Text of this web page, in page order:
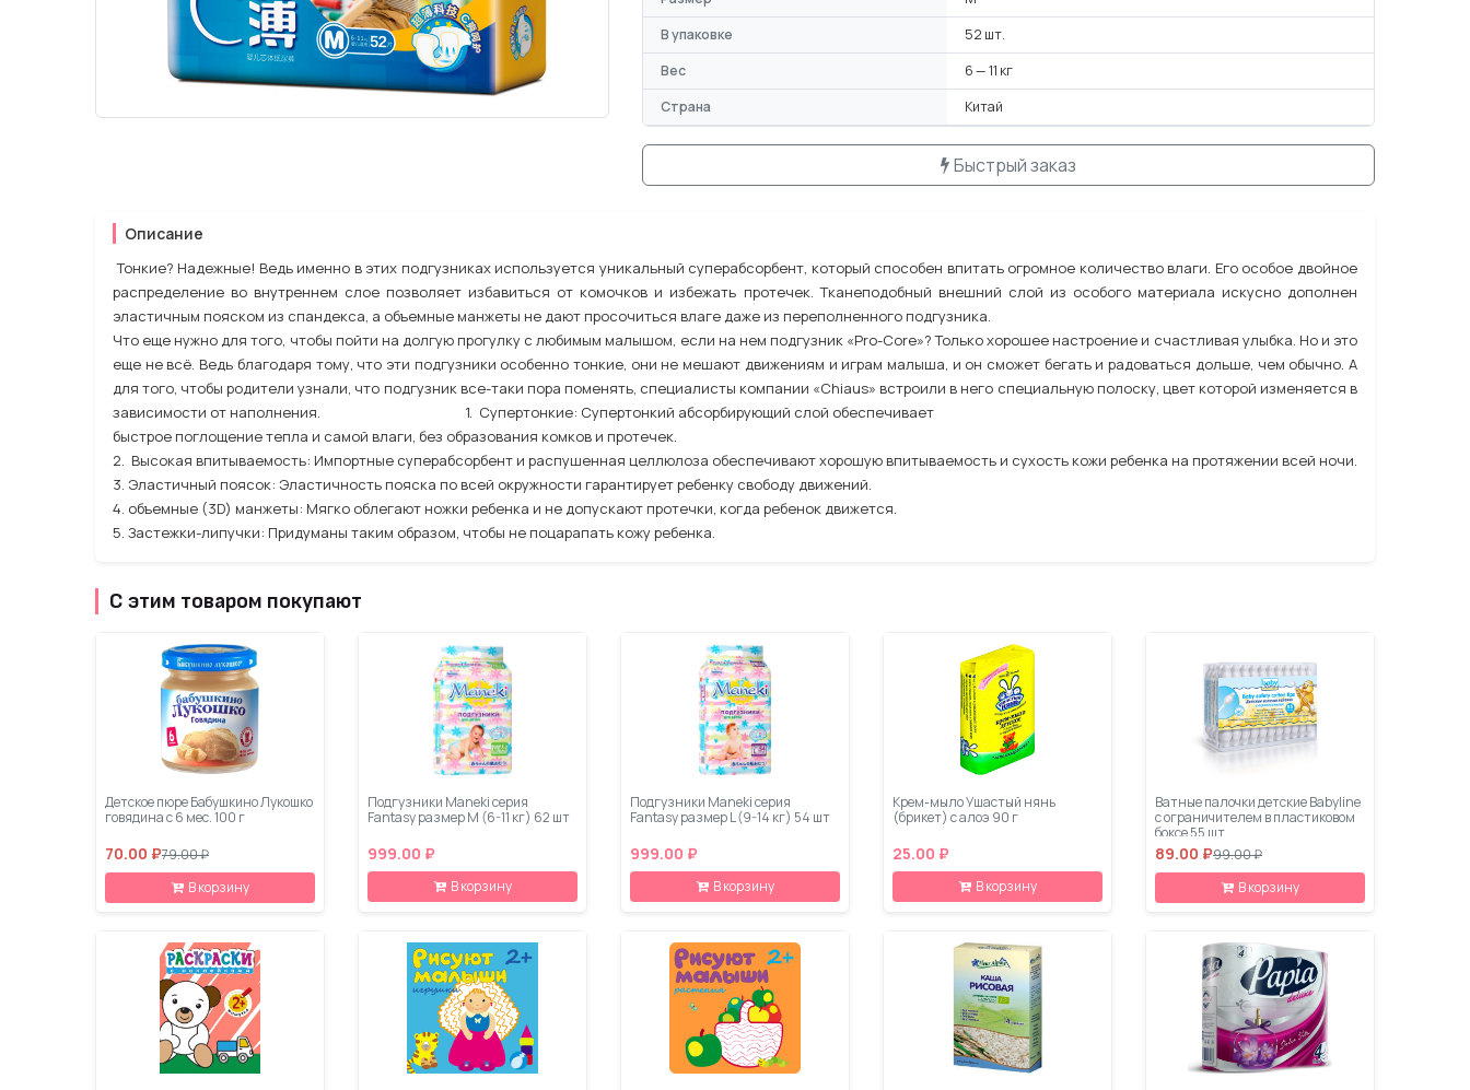
В упаковке
52 шт.
Вес
6 — 11 кг
Страна
Китай
Быстрый заказ
Описание
Тонкие? Надежные! Ведь именно в этих подгузниках используется уникальный суперабсорбент, который способен впитать огромное количество влаги. Его особое двойное
распределение во внутреннем слое позволяет избавиться от комочков и избежать протечек. Тканеподобный внешний слой из особого материала искусно дополнен
эластичным пояском из спандекса, а объемные манжеты не дают просочиться влаге даже из переполненного подгузника.
Что еще нужно для того, чтобы пойти на долгую прогулку с любимым малышом, если на нем подгузник «Pro-Core»? Только хорошее настроение и счастливая улыбка. Но и это
еще не всё. Ведь благодаря тому, что эти подгузники особенно тонкие, они не мешают движениям и играм малыша, и он сможет бегать и радоваться дольше, чем обычно. А
для того, чтобы родители узнали, что подгузник все-таки пора поменять, специалисты компании «Chiaus» встроили в него специальную полоску, цвет которой изменяется в
зависимости от наполнения. 1. Супертонкие: Супертонкий абсорбирующий слой обеспечивает
быстрое поглощение тепла и самой влаги, без образования комков и протечек.
2. Высокая впитываемость: Импортные суперабсорбент и распушенная целлюлоза обеспечивают хорошую впитываемость и сухость кожи ребенка на протяжении всей ночи.
3. Эластичный поясок: Эластичность пояска по всей окружности гарантирует ребенку свободу движений.
4. объемные (3D) манжеты: Мягко облегают ножки ребенка и не допускают протечки, когда ребенок движется.
5. Застежки-липучки: Придуманы таким образом, чтобы не поцарапать кожу ребенка.
С этим товаром покупают
Детское пюре Бабушкино Лукошко
говядина с 6 мес. 100 г
70.00 ₽79.00 ₽
В корзину
Подгузники Maneki серия
Fantasy размер M (6-11 кг) 62 шт
999.00 ₽
В корзину
Подгузники Maneki серия
Fantasy размер L (9-14 кг) 54 шт
999.00 ₽
В корзину
Крем-мыло Ушастый нянь
(брикет) с алоэ 90 г
25.00 ₽
В корзину
Ватные палочки детские Babyline
с ограничителем в пластиковом
боксе 55 шт
89.00 ₽99.00 ₽
В корзину